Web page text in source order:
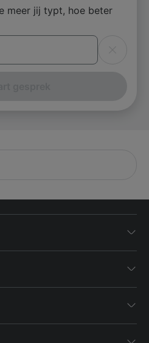
meer jij typt, hoe beter